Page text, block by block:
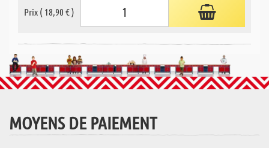
Prix ( 18,90 € )
MOYENS DE PAIEMENT